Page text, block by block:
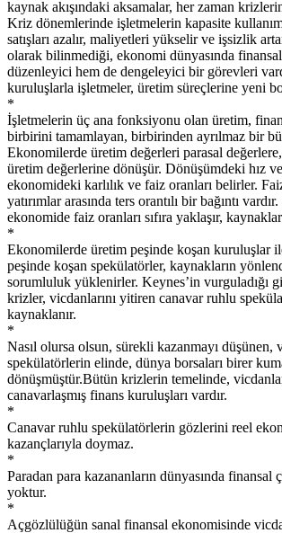
kaynak akışındaki aksamalar, her zaman
Kriz dönemlerinde işletmelerin kapasite
satışları azalır, maliyetleri yükselir ve işsizlik
olarak bilinmediği, ekonomi dünyasında
düzenleyici hem de dengeleyici bir görevleri
kuruluşlarla işletmeler, üretim süreçlerine yeni
*
İşletmelerin üç ana fonksiyonu olan üretim,
birbirini tamamlayan, birbirinden ayrılmaz bir
Ekonomilerde üretim değerleri parasal
üretim değerlerine dönüşür. Dönüşümdeki hız
ekonomideki karlılık ve faiz oranları belirler.
yatırımlar arasında ters orantılı bir bağıntı
ekonomide faiz oranları sıfıra yaklaşır,
*
Ekonomilerde üretim peşinde koşan kuruluşlar ile
peşinde koşan spekülatörler, kaynakların
sorumluluk yüklenirler. Keynes’in vurguladığı
krizler, vicdanlarını yitiren canavar ruhlu
kaynaklanır.
*
Nasıl olursa olsun, sürekli kazanmayı düşünen,
spekülatörlerin elinde, dünya borsaları birer
dönüşmüştür.Bütün krizlerin temelinde,
canavarlaşmış finans kuruluşları vardır.
*
Canavar ruhlu spekülatörlerin gözlerini reel
kazançlarıyla doymaz.
*
Paradan para kazananların dünyasında finansal
yoktur.
*
Açgözlülüğün sanal finansal ekonomisinde